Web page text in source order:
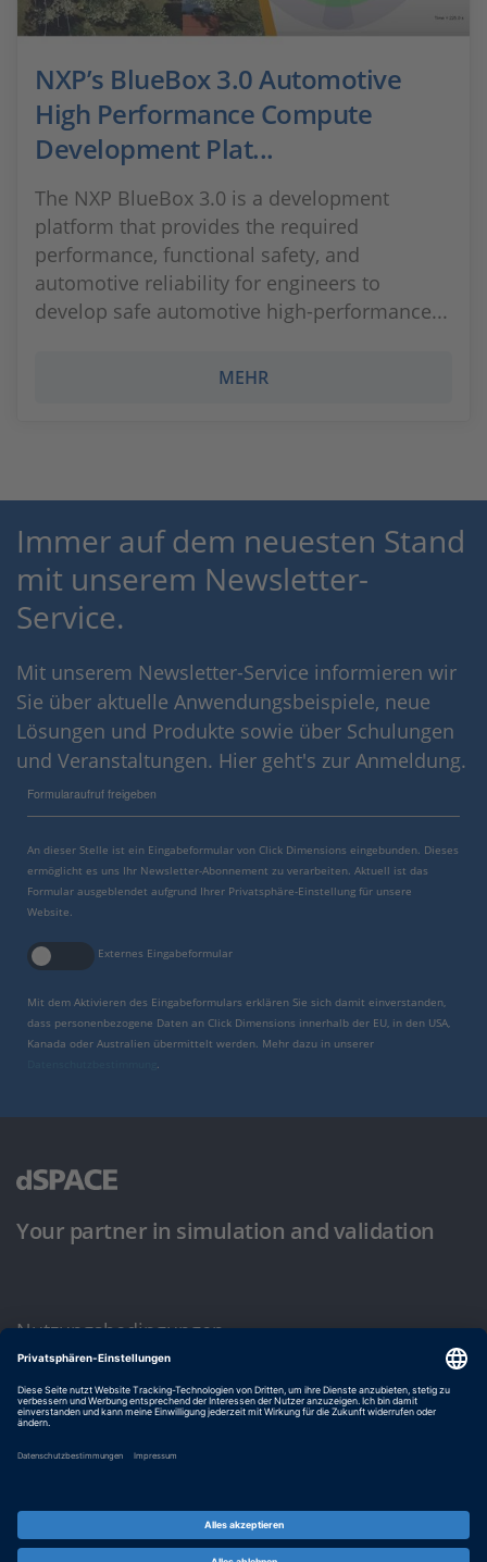
NXP’s BlueBox 3.0 Automotive
High Performance Compute
Development Plat...
The NXP BlueBox 3.0 is a development
platform that provides the required
performance, functional safety, and
automotive reliability for engineers to
develop safe automotive high-performance...
MEHR
Immer auf dem neuesten Stand
mit unserem Newsletter-
Service.
Mit unserem Newsletter-Service informieren wir
Sie über aktuelle Anwendungsbeispiele, neue
Lösungen und Produkte sowie über Schulungen
und Veranstaltungen. Hier geht's zur Anmeldung.
Formularaufruf freigeben
An dieser Stelle ist ein Eingabeformular von Click Dimensions eingebunden. Dieses
ermöglicht es uns Ihr Newsletter-Abonnement zu verarbeiten. Aktuell ist das
Formular ausgeblendet aufgrund Ihrer Privatsphäre-Einstellung für unsere
Website.
Externes Eingabeformular
Mit dem Aktivieren des Eingabeformulars erklären Sie sich damit einverstanden,
dass personenbezogene Daten an Click Dimensions innerhalb der EU, in den USA,
Kanada oder Australien übermittelt werden. Mehr dazu in unserer
Your partner in simulation and validation
Nutzungsbedingungen
Impressum & Allgemeine Geschäftsbedingungen